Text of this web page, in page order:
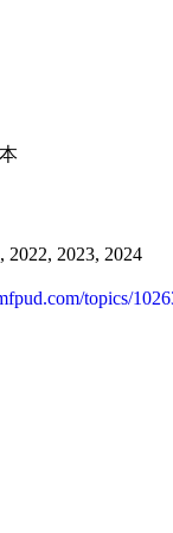
2023, 2024
topics/